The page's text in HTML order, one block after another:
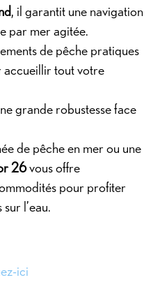
, il garantit une navigation
par mer agitée.
de pêche pratiques
accueillir tout votre
grande robustesse face
de pêche en mer ou une
26vous offre
pour profiter
l’eau.
ici